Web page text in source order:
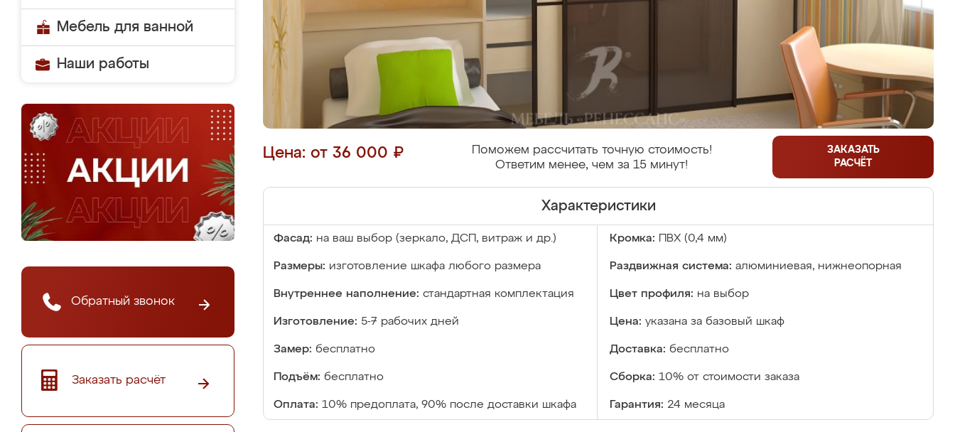
Мебель для ванной
Наши работы
Обратный звонок
Заказать расчёт
Цена: от 36 000 ₽
Поможем рассчитать точную стоимость!
Ответим менее, чем за 15 минут!
ЗАКАЗАТЬ
РАСЧЁТ
Характеристики
Фасад: на ваш выбор (зеркало, ДСП, витраж и др.) Кромка: ПВХ (0,4 мм)
Размеры: изготовление шкафа любого размера Раздвижная система: алюминиевая, нижнеопорная
Внутреннее наполнение: стандартная комплектация Цвет профиля: на выбор
Изготовление: 5-7 рабочих дней Цена: указана за базовый шкаф
Замер: бесплатно Доставка: бесплатно
Подъём: бесплатно Сборка: 10% от стоимости заказа
Оплата: 10% предоплата, 90% после доставки шкафа Гарантия: 24 месяца